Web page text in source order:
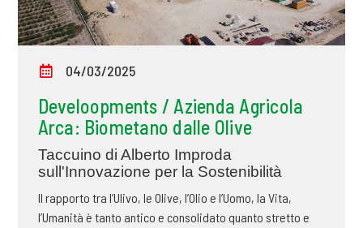
04/03/2025
Develoopments / Azienda Agricola
Arca: Biometano dalle Olive
Taccuino di Alberto Improda
sull'Innovazione per la Sostenibilità
Il rapporto tra l’Ulivo, le Olive, l’Olio e l’Uomo, la Vita,
l’Umanità è tanto antico e consolidato quanto stretto e